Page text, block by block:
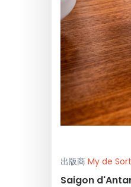
出版商 My de
Saigon d'Antan